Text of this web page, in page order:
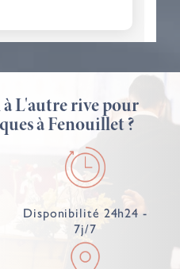
L'autre rive pour
à Fenouillet ?
Disponibilité 24h24 -
7j/7